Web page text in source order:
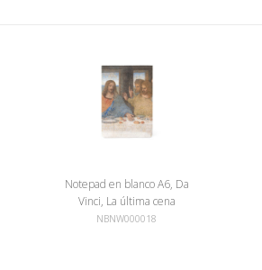
Notepad en blanco A6, Da
Vinci, La última cena
NBNW000018